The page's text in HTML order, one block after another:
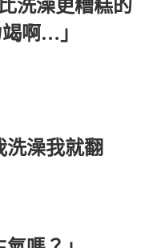
洗澡更糟糕的
啊…」
澡我就翻